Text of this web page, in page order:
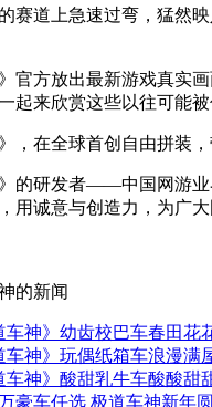
赛道上急速过弯，猛然
》官方放出最新游戏真实
来欣赏这些以往可能被
》，在全球首创自由拼装
》的研发者——中国网游
用诚意与创造力，为广
的新闻
车神》幼齿校巴车春田花
车神》玩偶纸箱车浪漫满
车神》酸甜乳牛车酸酸甜
豪车任选 极道车神新年